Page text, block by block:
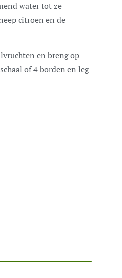
water tot ze
citroen en de
en breng op
of 4 borden en leg